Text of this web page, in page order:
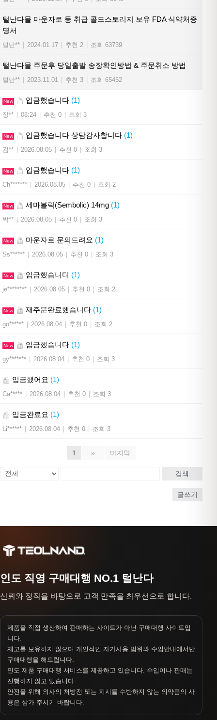
털난다몰 마운자로 등 취급 콜드스토리지 보유 FDA 식약처증
명서
털난** 2024.01.17 추천 2 조회 63739
털난다몰 주문후 당일출발 송장확인방법 & 주문취소 방법
털난** 2023.11.01 추천 3 조회 65452
New 입금했습니다 (1)
장** 08:24 추천 0 조회 3
New 입금했습니다 상담감사합니다 (1)
김** 2026.08.05 추천 0 조회 3
New 입금했습니다 (1)
Ch******* 2026.08.05 추천 0 조회 2
New 세마볼릭(Sembolic) 14mg (1)
박** 2026.08.05 추천 0 조회 3
New 마운자로 문의드려요 (1)
Ss****** 2026.08.05 추천 0 조회 3
New 입금했습니디 (1)
je******** 2026.08.05 추천 0 조회 2
New 재주문완료했습니다 (1)
go****** 2026.08.04 추천 0 조회 2
New 입금했습니다 (1)
gy******* 2026.08.04 추천 0 조회 3
입금했어요 (1)
Ca***** 2026.08.04 추천 0 조회 3
입금완료요 (1)
Li****** 2026.08.04 추천 0 조회 3
1 » 마지막
검색
글쓰기
인도 직영 구매대행 NO.1 털난다
신뢰와 정직을 바탕으로 고객 만족을 최우선으로 합니다.
제품을 직접 생산하여 판매하는 사이트가 아닌 구매대행 사이트입
니다.
재고를 보유하지 않으며 개인적인 자가사용 범위와 수입안내에서만
구매대행을 해드립니다.
인도 제품 구매대행 서비스를 제공하고 있습니다. 수입이나 판매는
진행하지 않고 있습니다.
안전을 위해 의사의 처방전 또는 지시를 수반하지 않는 의약품의 사
용은 삼가 주시기 바랍니다.